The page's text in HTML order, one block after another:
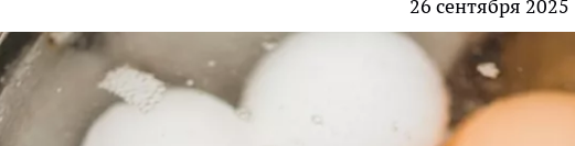
26 сентября 2025